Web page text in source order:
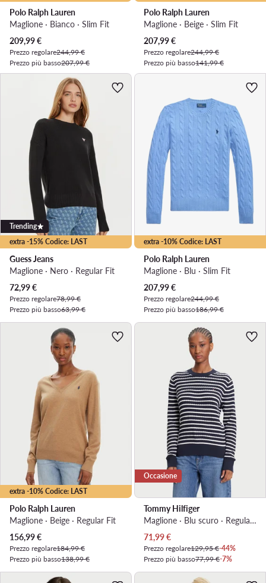
Polo Ralph Lauren
Maglione · Bianco · Slim Fit
Prezzo attuale
209,99€
Prezzo regolare244,99 €
Prezzo più basso207,99 €
Polo Ralph Lauren
Maglione · Beige · Slim Fit
Prezzo attuale
207,99€
Prezzo regolare244,99 €
Prezzo più basso141,99 €
extra -15% Codice: LAST
Trending
Guess Jeans
Maglione · Nero · Regular Fit
Prezzo attuale
72,99€
Prezzo regolare78,99 €
Prezzo più basso63,99 €
extra -10% Codice: LAST
Polo Ralph Lauren
Maglione · Blu · Slim Fit
Prezzo attuale
207,99€
Prezzo regolare244,99 €
Prezzo più basso186,99 €
extra -10% Codice: LAST
Polo Ralph Lauren
Maglione · Beige · Regular Fit
Prezzo attuale
156,99€
Prezzo regolare184,99 €
Prezzo più basso138,99 €
Occasione
Tommy Hilfiger
Maglione · Blu scuro · Regular Fit
Prezzo attuale
71,99€
Prezzo regolare129,95 €-44%
Prezzo più basso77,99 €-7%